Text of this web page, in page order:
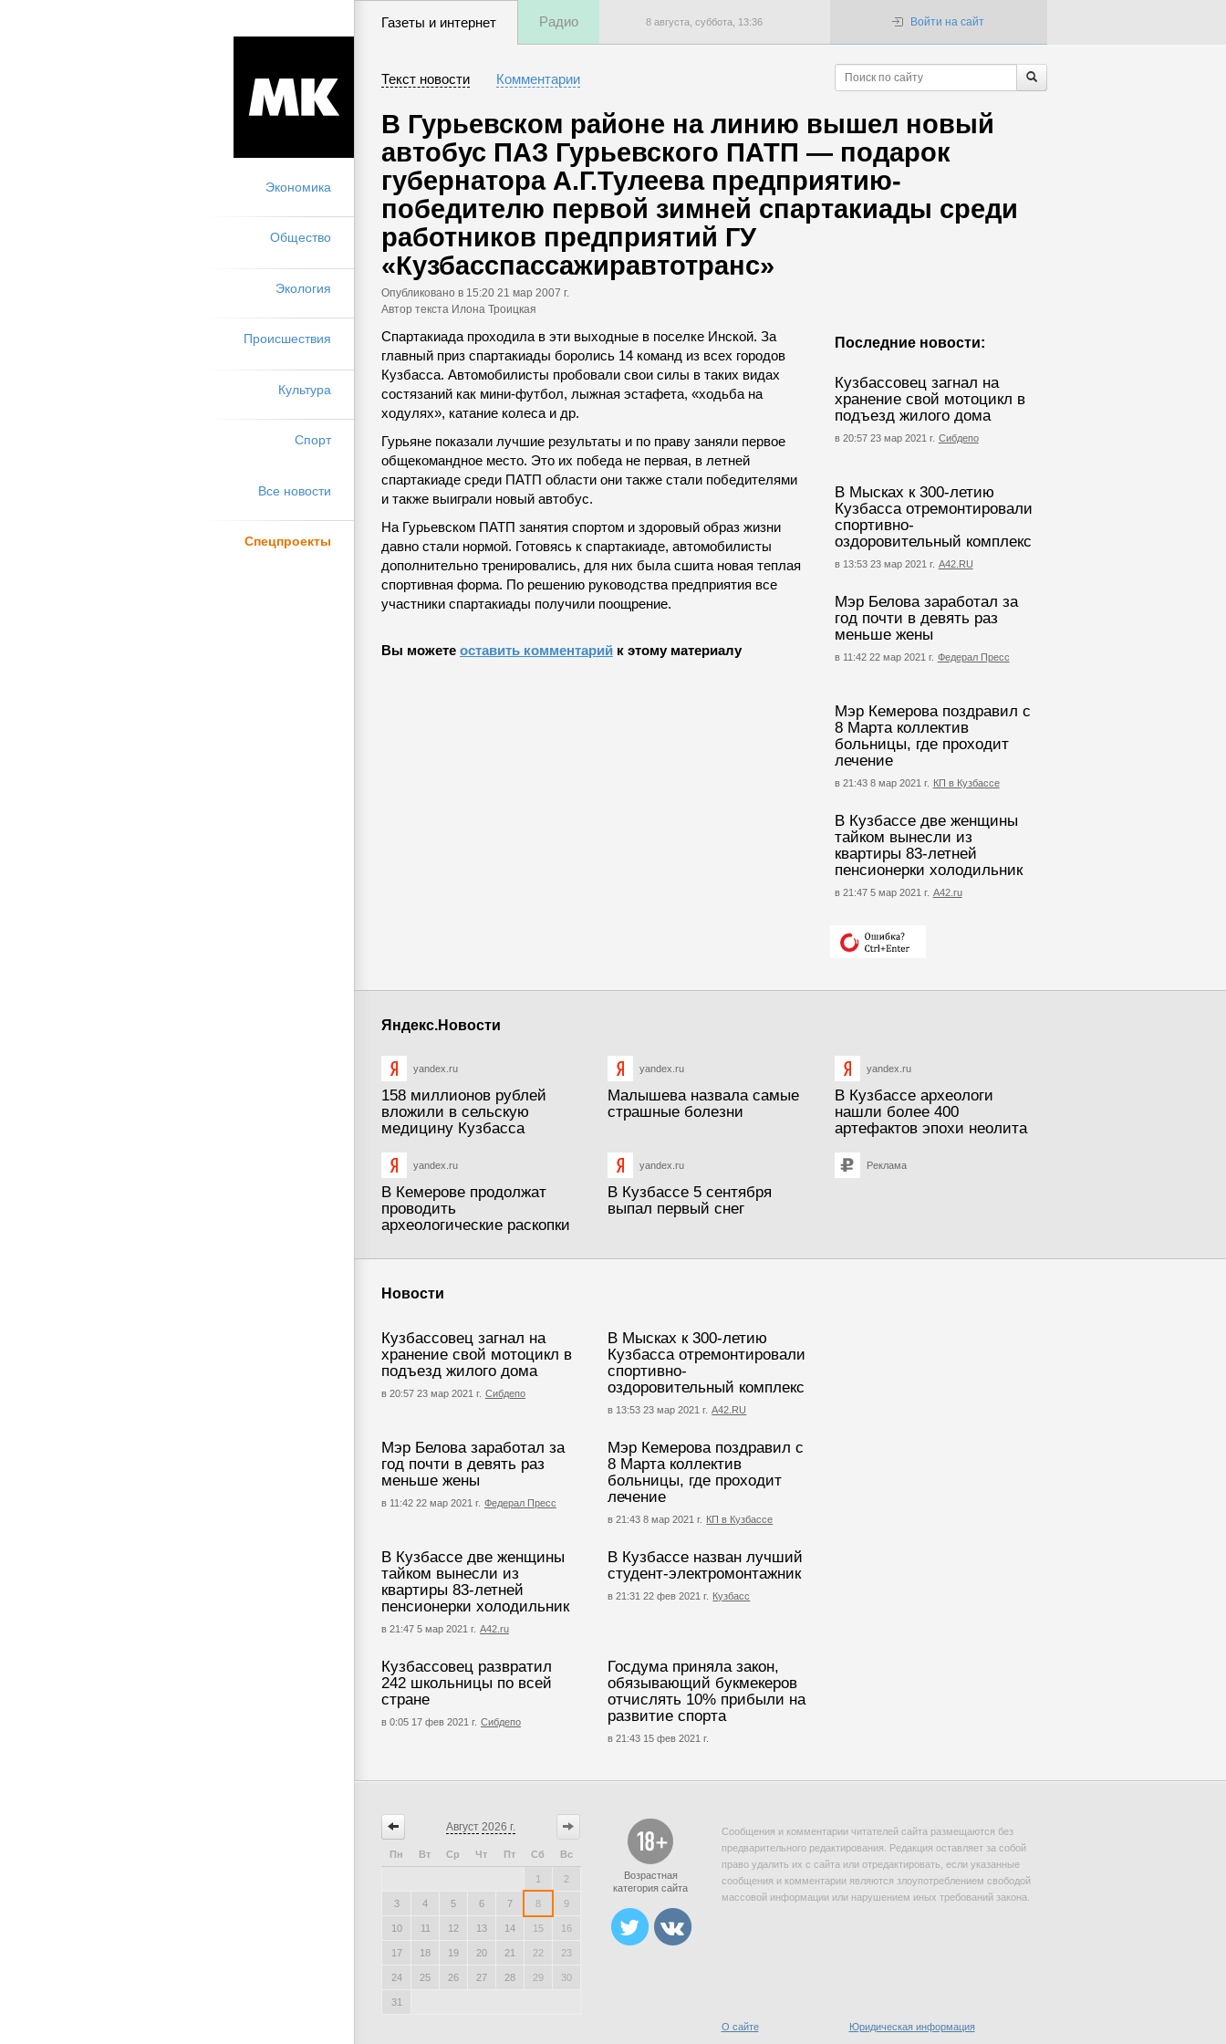
Экономика
Общество
Экология
Происшествия
Культура
Спорт
Все новости
Спецпроекты
Газеты и интернет Радио 8 августа, суббота, 13:36 Войти на сайт
Текст новости Комментарии
В Гурьевском районе на линию вышел новый
автобус ПАЗ Гурьевского ПАТП — подарок
губернатора А.Г.Тулеева предприятию-
победителю первой зимней спартакиады среди
работников предприятий ГУ
«Кузбасспассажиравтотранс»
Опубликовано в 15:20 21 мар 2007 г.
Автор текста Илона Троицкая
Последние новости:
Кузбассовец загнал на
хранение свой мотоцикл в
подъезд жилого дома
в 20:57 23 мар 2021 г. Сибдепо
В Мысках к 300-летию
Кузбасса отремонтировали
спортивно-
оздоровительный комплекс
в 13:53 23 мар 2021 г. А42.RU
Мэр Белова заработал за
год почти в девять раз
меньше жены
в 11:42 22 мар 2021 г. Федерал Пресс
Мэр Кемерова поздравил с
8 Марта коллектив
больницы, где проходит
лечение
в 21:43 8 мар 2021 г. КП в Кузбассе
В Кузбассе две женщины
тайком вынесли из
квартиры 83-летней
пенсионерки холодильник
в 21:47 5 мар 2021 г. А42.ru
Спартакиада проходила в эти выходные в поселке Инской. За
главный приз спартакиады боролись 14 команд из всех городов
Кузбасса. Автомобилисты пробовали свои силы в таких видах
состязаний как мини-футбол, лыжная эстафета, «ходьба на
ходулях», катание колеса и др.
Гурьяне показали лучшие результаты и по праву заняли первое
общекомандное место. Это их победа не первая, в летней
спартакиаде среди ПАТП области они также стали победителями
и также выиграли новый автобус.
На Гурьевском ПАТП занятия спортом и здоровый образ жизни
давно стали нормой. Готовясь к спартакиаде, автомобилисты
дополнительно тренировались, для них была сшита новая теплая
спортивная форма. По решению руководства предприятия все
участники спартакиады получили поощрение.
Вы можете оставить комментарий к этому материалу
Яндекс.Новости
yandex.ru
158 миллионов рублей
вложили в сельскую
медицину Кузбасса
yandex.ru
Малышева назвала самые
страшные болезни
yandex.ru
В Кузбассе археологи
нашли более 400
артефактов эпохи неолита
yandex.ru
В Кемерове продолжат
проводить
археологические раскопки
yandex.ru
В Кузбассе 5 сентября
выпал первый снег
Реклама
Новости
Кузбассовец загнал на
хранение свой мотоцикл в
подъезд жилого дома
в 20:57 23 мар 2021 г. Сибдепо
В Мысках к 300-летию
Кузбасса отремонтировали
спортивно-
оздоровительный комплекс
в 13:53 23 мар 2021 г. А42.RU
Мэр Белова заработал за
год почти в девять раз
меньше жены
в 11:42 22 мар 2021 г. Федерал Пресс
Мэр Кемерова поздравил с
8 Марта коллектив
больницы, где проходит
лечение
в 21:43 8 мар 2021 г. КП в Кузбассе
В Кузбассе две женщины
тайком вынесли из
квартиры 83-летней
пенсионерки холодильник
в 21:47 5 мар 2021 г. А42.ru
В Кузбассе назван лучший
студент-электромонтажник
в 21:31 22 фев 2021 г. Кузбасс
Кузбассовец развратил
242 школьницы по всей
стране
в 0:05 17 фев 2021 г. Сибдепо
Госдума приняла закон,
обязывающий букмекеров
отчислять 10% прибыли на
развитие спорта
в 21:43 15 фев 2021 г.
Август 2026 г.
Пн Вт Ср Чт Пт Сб Вс
1 2
3 4 5 6 7 8 9
10 11 12 13 14 15 16
17 18 19 20 21 22 23
24 25 26 27 28 29 30
31
Возрастная
категория сайта
Сообщения и комментарии читателей сайта размещаются без
предварительного редактирования. Редакция оставляет за собой
право удалить их с сайта или отредактировать, если указанные
сообщения и комментарии являются злоупотреблением свободой
массовой информации или нарушением иных требований закона.
О сайте Юридическая информация